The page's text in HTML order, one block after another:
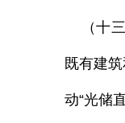
（十三
既有建
动“光储